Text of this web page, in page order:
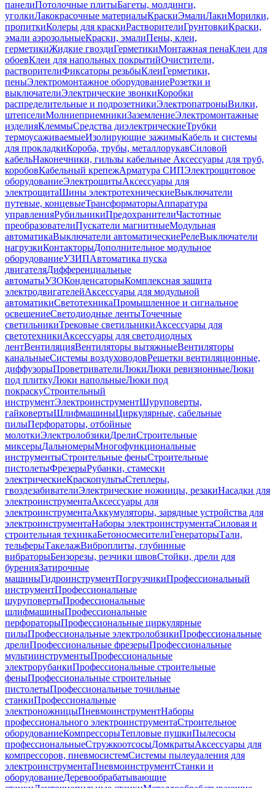
панелиПотолочные плитыБагеты, молдинги,
уголкиЛакокрасочные материалыКраскиЭмалиЛакиМорилки,
пропиткиКолеры для краскиРастворителиГрунтовкиКраски,
эмали аэрозольныеКраски, эмалиПены, клеи,
герметикиЖидкие гвоздиГерметикиМонтажная пенаКлеи для
обоевКлеи для напольных покрытийОчистители,
растворителиФиксаторы резьбыКлеиГерметики,
пеныЭлектромонтажное оборудованиеРозетки и
выключателиЭлектрические звонкиКоробки
распределительные и подрозетникиЭлектропатроныВилки,
штепселиМолниеприемникиЗаземлениеЭлектромонтажные
изделияКлеммыСредства диэлектрическиеТрубки
термоусаживаемыеИзолирующие зажимыКабель и системы
для прокладкиКороба, трубы, металлорукавСиловой
кабельНаконечники, гильзы кабельные Аксессуары для труб,
коробовКабельный крепежАрматура СИПЭлектрощитовое
оборудованиеЭлектрощитыАксессуары для
электрощитаШины электротехническиеВыключатели
путевые, концевыеТрансформаторыАппаратура
управленияРубильникиПредохранителиЧастотные
преобразователиПускатели магнитныеМодульная
автоматикаВыключатели автоматическиеРелеВыключатели
нагрузкиКонтакторыДополнительное модульное
оборудованиеУЗИПАвтоматика пуска
двигателяДифференциальные
автоматыУЗОКонденсаторыКомплексная защита
электродвигателейАксессуары для модульной
автоматикиСветотехникаПромышленное и сигнальное
освещениеСветодиодные лентыТочечные
светильникиТрековые светильникиАксессуары для
светотехникиАксессуары для светодиодных
лентВентиляцияВентиляторы вытяжныеВентиляторы
канальныеСистемы воздуховодовРешетки вентиляционные,
диффузорыПроветривателиЛюкиЛюки ревизионныеЛюки
под плиткуЛюки напольныеЛюки под
покраскуСтроительный
инструментЭлектроинструментШуруповерты,
гайковертыШлифмашиныЦиркулярные, сабельные
пилыПерфораторы, отбойные
молоткиЭлектролобзикиДрелиСтроительные
миксерыДальномерыМногофункциональные
инструментыСтроительные феныСтроительные
пистолетыФрезерыРубанки, стамески
электрическиеКраскопультыСтеплеры,
гвоздезабивателиЭлектрические ножницы, резакиНасадки для
электроинструментаАксессуары для
электроинструментаАккумуляторы, зарядные устройства для
электроинструментаНаборы электроинструментаСиловая и
строительная техникаБетоносмесителиГенераторыТали,
тельферыТакелажВиброплиты, глубинные
вибраторыБензорезы, резчики швовСтойки, дрели для
буренияЗатирочные
машиныГидроинструментПогрузчикиПрофессиональный
инструментПрофессиональные
шуруповертыПрофессиональные
шлифмашиныПрофессиональные
перфораторыПрофессиональные циркулярные
пилыПрофессиональные электролобзикиПрофессиональные
дрелиПрофессиональные фрезерыПрофессиональные
мультиинструментыПрофессиональные
электрорубанкиПрофессиональные строительные
феныПрофессиональные строительные
пистолетыПрофессиональные точильные
станкиПрофессиональные
электроножницыПневмоинструментНаборы
профессионального электроинструментаСтроительное
оборудованиеКомпрессорыТепловые пушкиПылесосы
профессиональныеСтружкоотсосыДомкратыАксессуары для
компрессоров, пневмосистемСистемы пылеудаления для
электроинструментаПневмоинструментСтанки и
оборудованиеДеревообрабатывающие